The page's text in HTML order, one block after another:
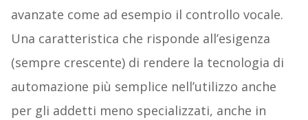
avanzate come ad esempio il controllo vocale.
Una caratteristica che risponde all’esigenza
(sempre crescente) di rendere la tecnologia di
automazione più semplice nell’utilizzo anche
per gli addetti meno specializzati, anche in